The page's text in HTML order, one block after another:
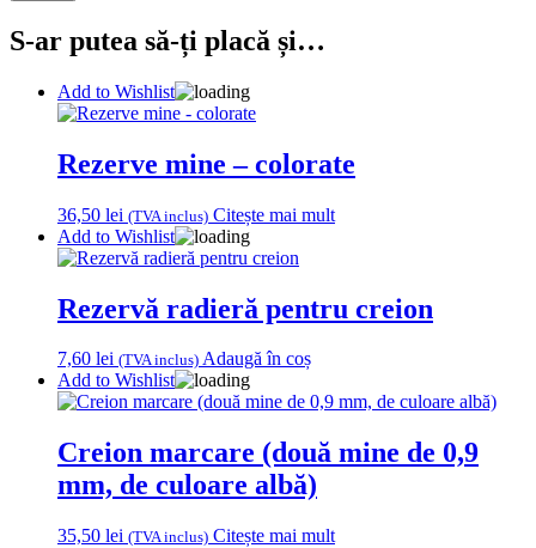
S-ar putea să-ți placă și…
Add to Wishlist
Rezerve mine – colorate
36,50 lei (TVA inclus) Citește mai mult
Add to Wishlist
Rezervă radieră pentru creion
7,60 lei (TVA inclus) Adaugă în coș
Add to Wishlist
Creion marcare (două mine de 0,9
mm, de culoare albă)
35,50 lei (TVA inclus) Citește mai mult